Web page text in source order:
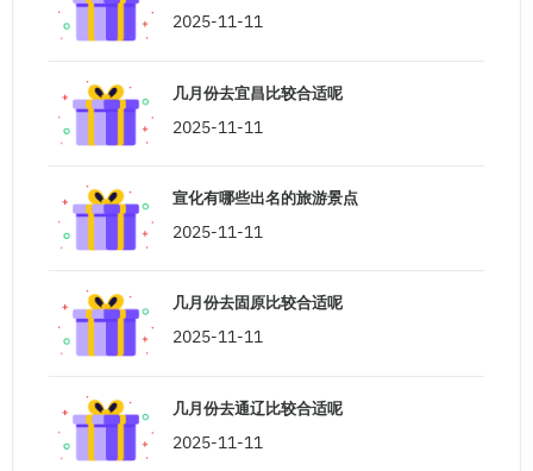
2025-11-11
几月份去宜昌比较合适呢
2025-11-11
宣化有哪些出名的旅游景点
2025-11-11
几月份去固原比较合适呢
2025-11-11
几月份去通辽比较合适呢
2025-11-11